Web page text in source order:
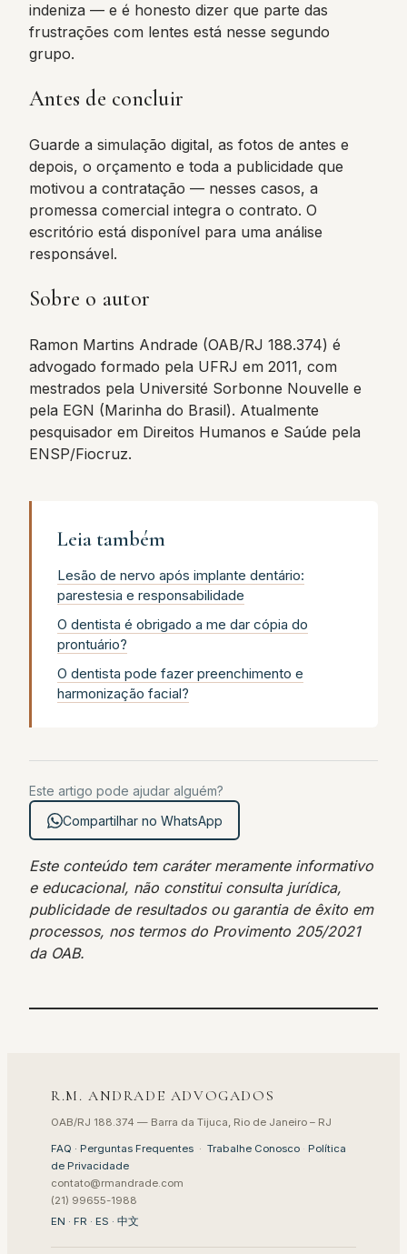
indeniza — e é honesto dizer que parte das
frustrações com lentes está nesse segundo
grupo.
Antes de concluir
Guarde a simulação digital, as fotos de antes e
depois, o orçamento e toda a publicidade que
motivou a contratação — nesses casos, a
promessa comercial integra o contrato. O
escritório está disponível para uma análise
responsável.
Sobre o autor
Ramon Martins Andrade (OAB/RJ 188.374) é
advogado formado pela UFRJ em 2011, com
mestrados pela Université Sorbonne Nouvelle e
pela EGN (Marinha do Brasil). Atualmente
pesquisador em Direitos Humanos e Saúde pela
ENSP/Fiocruz.
Leia também
Lesão de nervo após implante dentário:
parestesia e responsabilidade
O dentista é obrigado a me dar cópia do
prontuário?
O dentista pode fazer preenchimento e
harmonização facial?
Este artigo pode ajudar alguém?
Compartilhar no WhatsApp
Este conteúdo tem caráter meramente informativo
e educacional, não constitui consulta jurídica,
publicidade de resultados ou garantia de êxito em
processos, nos termos do Provimento 205/2021
da OAB.
R.M. ANDRADE ADVOGADOS
OAB/RJ 188.374 — Barra da Tijuca, Rio de Janeiro – RJ
FAQ · Perguntas Frequentes · Trabalhe Conosco · Política
de Privacidade
contato@rmandrade.com
(21) 99655-1988
EN · FR · ES · 中文